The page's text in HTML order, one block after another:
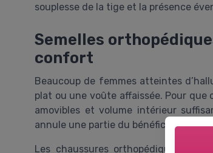
souplesse de la tige et la présence
Semelles
confort
Beaucoup de femmes atteintes
plat ou une voûte affaissée. Pour
amovibles et volume intérieur
annule une partie du bénéfice
Les chaussures orthopédiques